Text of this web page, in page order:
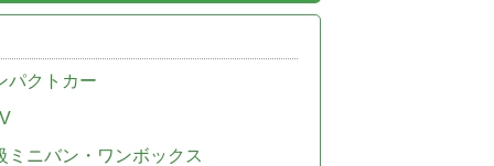
パクトカー
ミニバン・ワンボックス